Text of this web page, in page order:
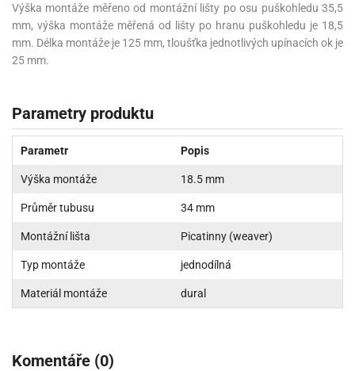
Výška montáže měřeno od montážní lišty po osu puškohledu 35,5
mm, výška montáže měřená od lišty po hranu puškohledu je 18,5
mm. Délka montáže je 125 mm, tloušťka jednotlivých upínacích ok je
25 mm.
Parametry produktu
Parametr Popis
Výška montáže 18.5 mm
Průměr tubusu 34 mm
Montážní lišta Picatinny (weaver)
Typ montáže jednodílná
Materiál montáže dural
Komentáře (0)